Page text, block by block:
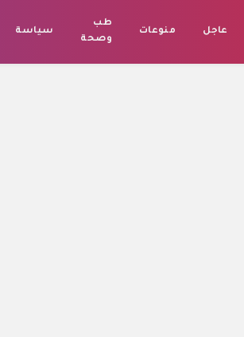
عاجل منوعات
طب
وصحة
سياسة